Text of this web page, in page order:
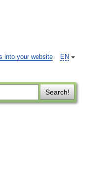
EN
into your website
Search!